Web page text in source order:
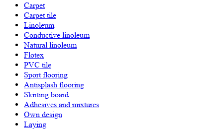
Carpet
Carpet tile
Linoleum
Сonductive linoleum
Natural linoleum
Flotex
PVC tile
Sport flooring
Antisplash flooring
Skirting board
Adhesives and mixtures
Own design
Laying